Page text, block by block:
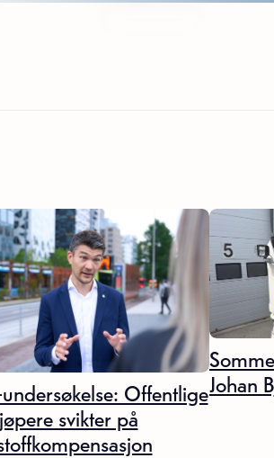
undersøkelse: Offentlige
svikter på
Johan